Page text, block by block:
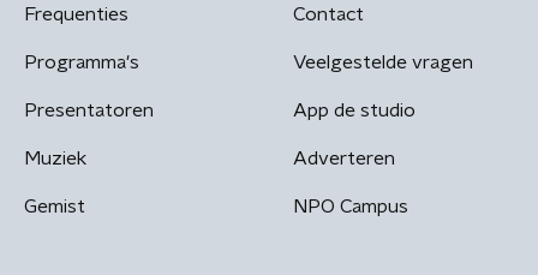
Frequenties
Programma's
Presentatoren
Muziek
Gemist
Contact
Veelgestelde vragen
App de studio
Adverteren
NPO Campus